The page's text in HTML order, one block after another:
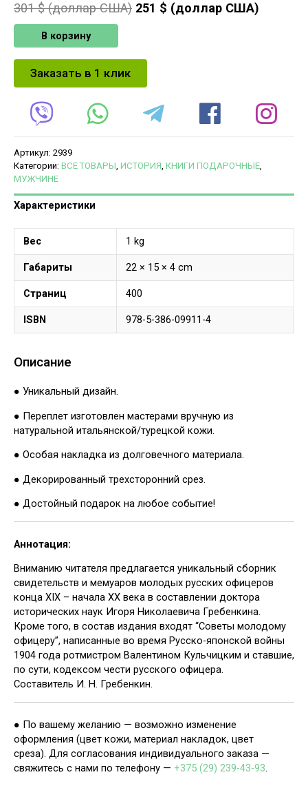
301$ (доллар США) 251 $ (доллар США)
В корзину
Заказать в 1 клик
Артикул: 2939
Категории: ВСЕ ТОВАРЫ, ИСТОРИЯ, КНИГИ ПОДАРОЧНЫЕ,
МУЖЧИНЕ
Характеристики
Вес 1 kg
Габариты 22 × 15 × 4 cm
Страниц 400
ISBN 978-5-386-09911-4
Описание
● Уникальный дизайн.
● Переплет изготовлен мастерами вручную из
натуральной итальянской/турецкой кожи.
● Особая накладка из долговечного материала.
● Декорированный трехсторонний срез.
● Достойный подарок на любое событие!
Аннотация:
Вниманию читателя предлагается уникальный сборник
свидетельств и мемуаров молодых русских офицеров
конца XIX – начала XX века в составлении доктора
исторических наук Игоря Николаевича Гребенкина.
Кроме того, в состав издания входят “Советы молодому
офицеру”, написанные во время Русско-японской войны
1904 года ротмистром Валентином Кульчицким и ставшие,
по сути, кодексом чести русского офицера.
Составитель И. Н. Гребенкин.
● По вашему желанию — возможно изменение
оформления (цвет кожи, материал накладок, цвет
среза). Для согласования индивидуального заказа —
свяжитесь с нами по телефону — +375 (29) 239-43-93.